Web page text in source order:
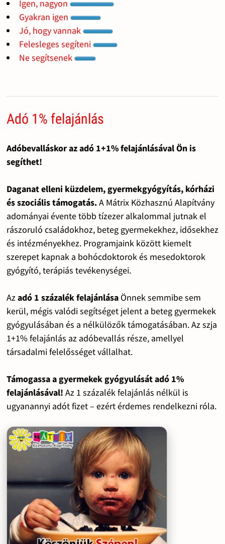
Igen, nagyon
Gyakran igen
Jó, hogy vannak
Felesleges segíteni
Ne segítsenek
Adó 1% felajánlás
Adóbevalláskor az adó 1+1% felajánlásával Ön is
segíthet!
Daganat elleni küzdelem, gyermekgyógyítás, kórházi
és szociális támogatás.A Mátrix Közhasznú Alapítvány
adományai évente több tízezer alkalommal jutnak el
rászoruló családokhoz, beteg gyermekekhez, idősekhez
és intézményekhez. Programjaink között kiemelt
szerepet kapnak a bohócdoktorok és mesedoktorok
gyógyító, terápiás tevékenységei.
Azadó 1 százalék felajánlásaÖnnek semmibe sem
kerül, mégis valódi segítséget jelent a beteg gyermekek
gyógyulásában és a nélkülözők támogatásában. Az szja
1+1% felajánlás az adóbevallás része, amellyel
társadalmi felelősséget vállalhat.
Támogassa a gyermekek gyógyulását adó 1%
felajánlásával! Az 1 százalék felajánlás nélkül is
ugyanannyi adót fizet – ezért érdemes rendelkezni róla.